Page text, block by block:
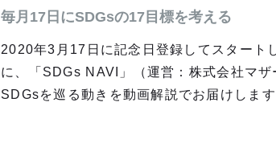
毎月17日にSDGsの17目標を考える
2020年3月17日に記念日登録してスタート
に、「SDGs NAVI」（運営：株式会社マ
SDGsを巡る動きを動画解説でお届けします